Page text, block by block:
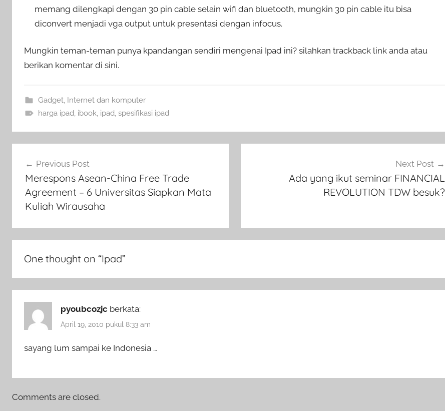
memang dilengkapi dengan 30 pin cable selain wifi dan bluetooth, mungkin 30 pin cable itu bisa
diconvert menjadi vga output untuk presentasi dengan infocus.
Mungkin teman-teman punya kpandangan sendiri mengenai Ipad ini? silahkan trackback link anda atau
berikan komentar di sini.
Gadget, Internet dan komputer
harga ipad, ibook, ipad, spesifikasi ipad
pos Previous Post
Merespons Asean-China Free Trade
Agreement – 6 Universitas Siapkan Mata
Kuliah Wirausaha
Next Post
Ada yang ikut seminar FINANCIAL
REVOLUTION TDW besuk?
One thought on “Ipad”
pyoubcozjc berkata:
April 19, 2010 pukul 8:33 am
sayang lum sampai ke Indonesia …
Comments are closed.